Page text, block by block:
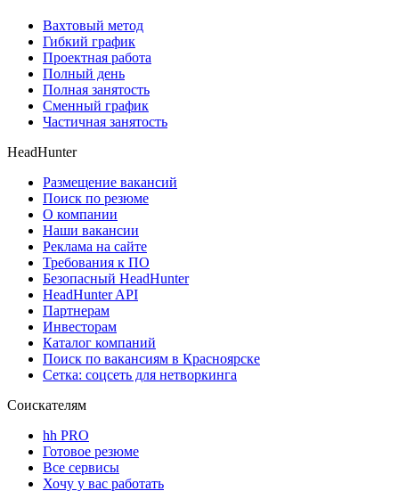
Вахтовый метод
Гибкий график
Проектная работа
Полный день
Полная занятость
Сменный график
Частичная занятость
HeadHunter
Размещение вакансий
Поиск по резюме
О компании
Наши вакансии
Реклама на сайте
Требования к ПО
Безопасный HeadHunter
HeadHunter API
Партнерам
Инвесторам
Каталог компаний
Поиск по вакансиям в Красноярске
Сетка: соцсеть для нетворкинга
Соискателям
hh PRO
Готовое резюме
Все сервисы
Хочу у вас работать